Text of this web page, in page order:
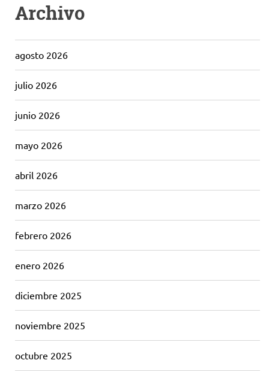
Archivo
agosto 2026
julio 2026
junio 2026
mayo 2026
abril 2026
marzo 2026
febrero 2026
enero 2026
diciembre 2025
noviembre 2025
octubre 2025